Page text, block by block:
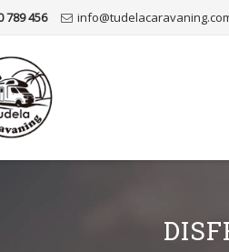
789 456